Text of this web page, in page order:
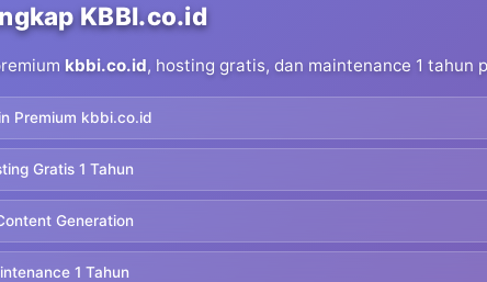
KBBI.co.id
kbbi.co.id, hosting gratis, dan maintenance 1 tahun
Premium kbbi.co.id
Gratis 1 Tahun
Generation
1 Tahun